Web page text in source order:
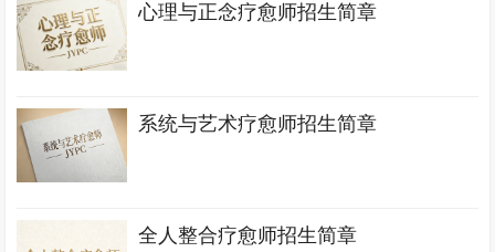
心理与正念疗愈师招生简章
系统与艺术疗愈师招生简章
全人整合疗愈师招生简章